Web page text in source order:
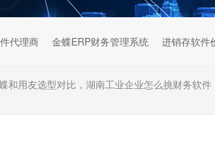
代理商 金蝶ERP财务管理系统 进销存软件
和用友选型对比，湖南工业企业怎么挑财务软件